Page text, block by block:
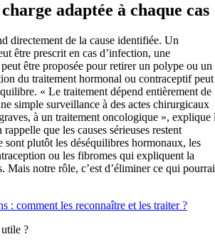
adaptée à chaque cas
directement de la cause identifiée. Un
être prescrit en cas d’infection, une
être proposée pour retirer un polype ou un
du traitement hormonal ou contraceptif peut
« Le traitement dépend entièrement de
simple surveillance à des actes chirurgicaux
à un traitement oncologique », explique
que les causes sérieuses restent
sont plutôt les déséquilibres hormonaux, les
ou les fibromes qui expliquent la
Mais notre rôle, c’est d’éliminer ce qui
: comment les reconnaître et les traiter ?
?